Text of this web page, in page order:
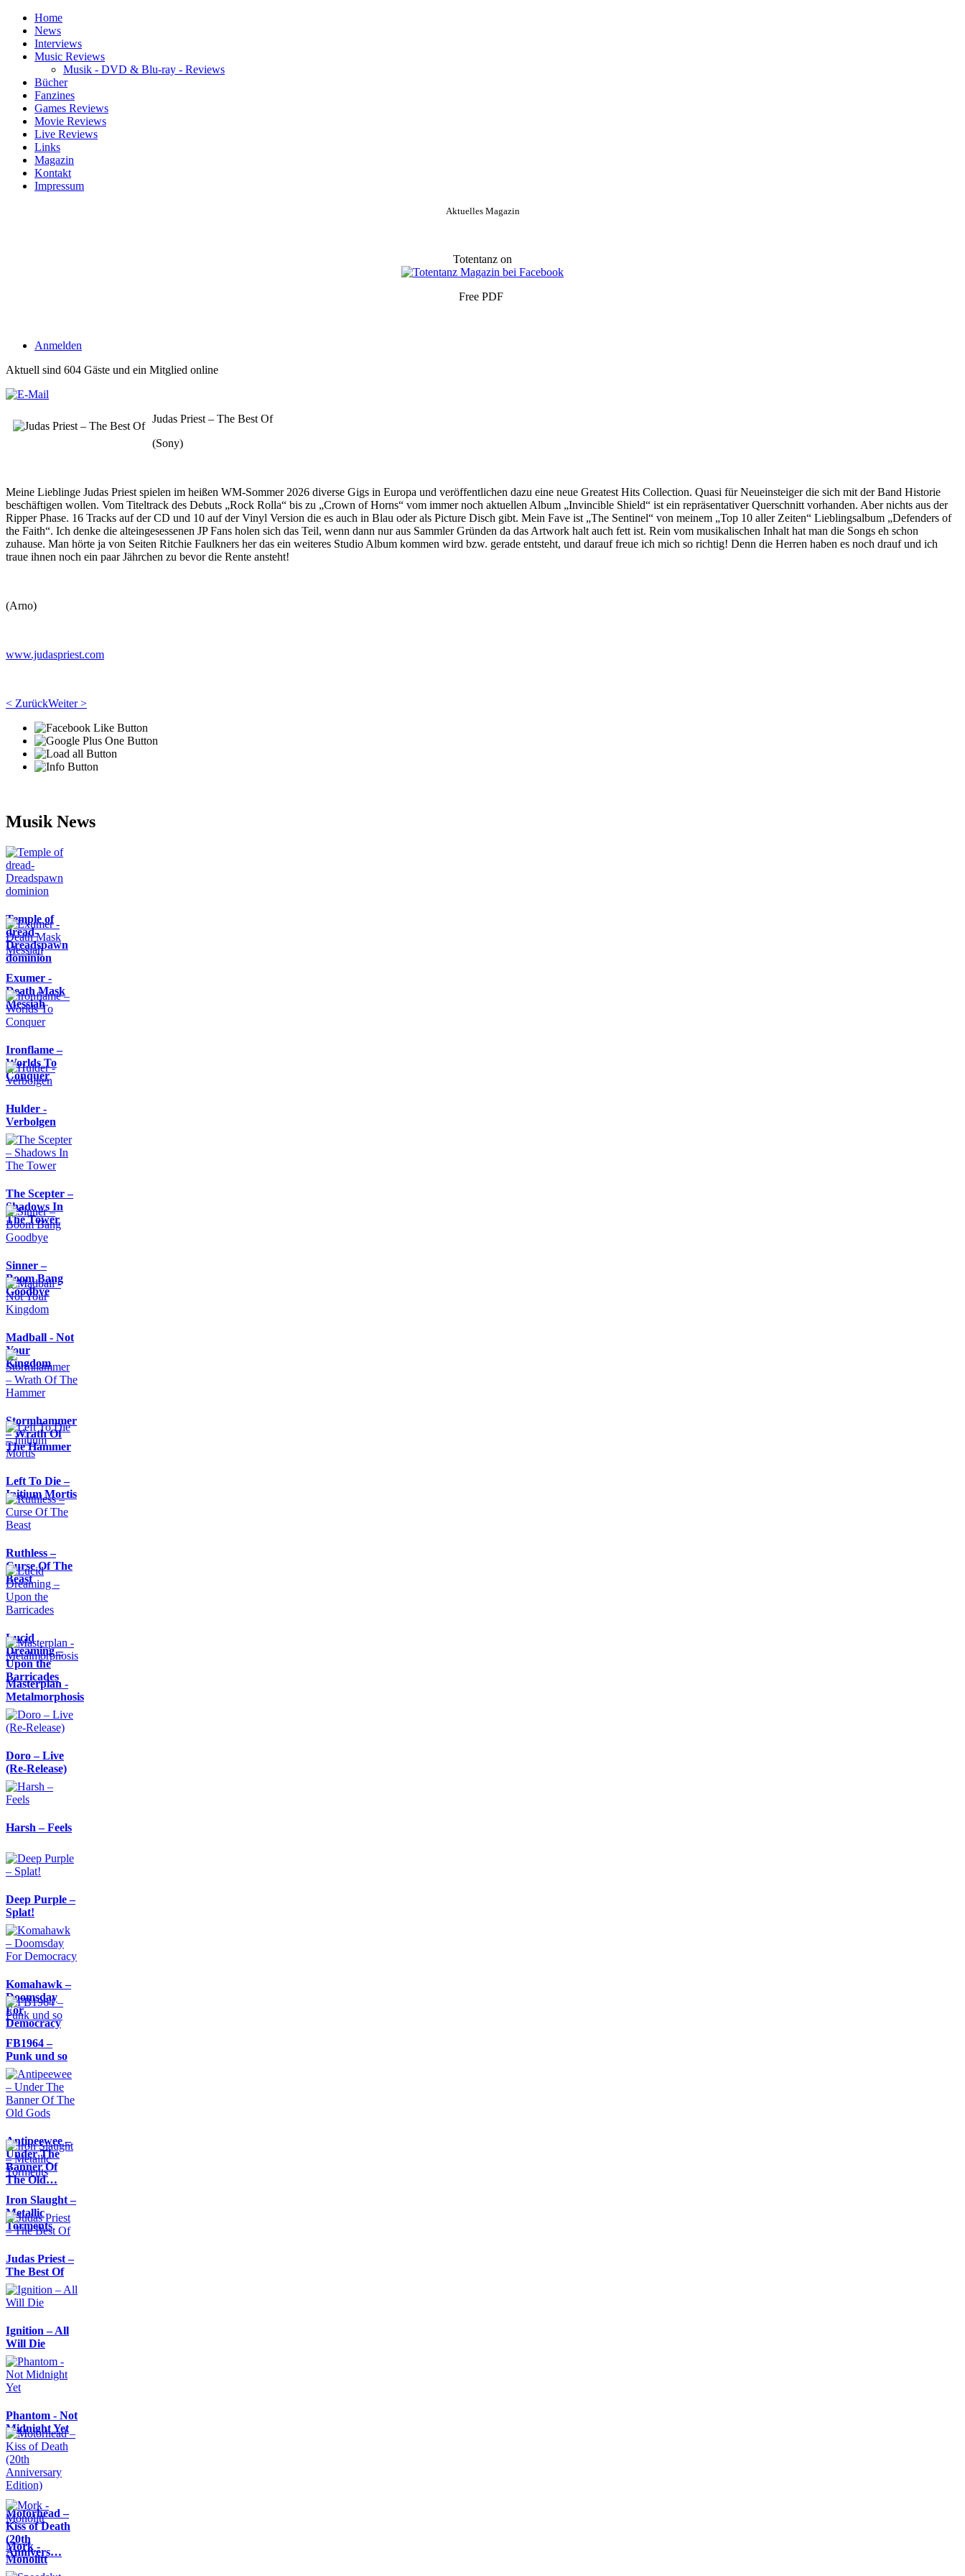
Home
News
Interviews
Music Reviews
Musik - DVD & Blu-ray - Reviews
Bücher
Fanzines
Games Reviews
Movie Reviews
Live Reviews
Links
Magazin
Kontakt
Impressum
Aktuelles Magazin
Totentanz on
Free PDF
Anmelden
Aktuell sind 604 Gäste und ein Mitglied online
Judas Priest – The Best Of
(Sony)
Meine Lieblinge Judas Priest spielen im heißen WM-Sommer 2026 diverse Gigs in Europa und veröffentlichen dazu eine neue Greatest Hits Collection. Quasi für Neueinsteiger die sich mit der Band Historie
beschäftigen wollen. Vom Titeltrack des Debuts „Rock Rolla“ bis zu „Crown of Horns“ vom immer noch aktuellen Album „Invincible Shield“ ist ein repräsentativer Querschnitt vorhanden. Aber nichts aus der
Ripper Phase. 16 Tracks auf der CD und 10 auf der Vinyl Version die es auch in Blau oder als Picture Disch gibt. Mein Fave ist „The Sentinel“ von meinem „Top 10 aller Zeiten“ Lieblingsalbum „Defenders of
the Faith“. Ich denke die alteingesessenen JP Fans holen sich das Teil, wenn dann nur aus Sammler Gründen da das Artwork halt auch fett ist. Rein vom musikalischen Inhalt hat man die Songs eh schon
zuhause. Man hörte ja von Seiten Ritchie Faulkners her das ein weiteres Studio Album kommen wird bzw. gerade entsteht, und darauf freue ich mich so richtig! Denn die Herren haben es noch drauf und ich
traue ihnen noch ein paar Jährchen zu bevor die Rente ansteht!
(Arno)
www.judaspriest.com
< ZurückWeiter >
Musik News
Temple of
dread-
Dreadspawn
dominion
Exumer -
Death Mask
Messiah
Ironflame –
Worlds To
Conquer
Hulder -
Verbolgen
The Scepter –
Shadows In
The Tower
Sinner –
Boom Bang
Goodbye
Madball - Not
Your
Kingdom
Stormhammer
– Wrath Of
The Hammer
Left To Die –
Initium Mortis
Ruthless –
Curse Of The
Beast
Lucid
Dreaming –
Upon the
Barricades
Masterplan -
Metalmorphosis
Doro – Live
(Re-Release)
Harsh – Feels
Deep Purple –
Splat!
Komahawk –
Doomsday
For
Democracy
FB1964 –
Punk und so
Antipeewee –
Under The
Banner Of
The Old…
Iron Slaught –
Metallic
Torments
Judas Priest –
The Best Of
Ignition – All
Will Die
Phantom - Not
Midnight Yet
Motörhead –
Kiss of Death
(20th
Annivers…
Mork -
Monolitt